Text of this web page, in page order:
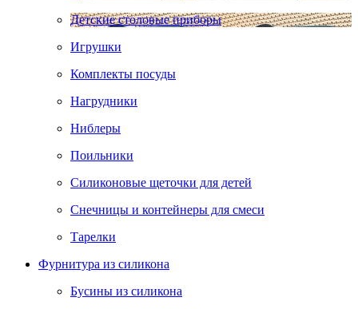
Детские столовые приборы
Игрушки
Комплекты посуды
Нагрудники
Ниблеры
Поильники
Силиконовые щеточки для детей
Снечницы и контейнеры для смеси
Тарелки
Фурнитура из силикона
Бусины из силикона